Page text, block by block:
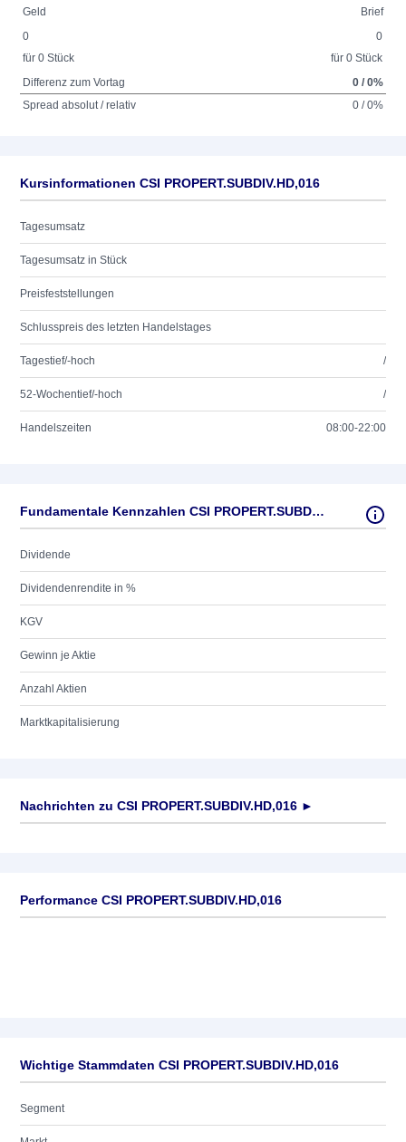
Geld
Brief
0
für 0 Stück
0
für 0 Stück
Differenz zum Vortag
0 / 0%
Spread absolut / relativ
0 / 0%
Kursinformationen CSI PROPERT.SUBDIV.HD,016
Tagesumsatz
Tagesumsatz in Stück
Preisfeststellungen
Schlusspreis des letzten Handelstages
Tagestief/-hoch /
52-Wochentief/-hoch /
Handelszeiten 08:00-22:00
Fundamentale Kennzahlen CSI PROPERT.SUBDIV.HD,016
Dividende
Dividendenrendite in %
KGV
Gewinn je Aktie
Anzahl Aktien
Marktkapitalisierung
Nachrichten zu CSI PROPERT.SUBDIV.HD,016 ►
Performance CSI PROPERT.SUBDIV.HD,016
Wichtige Stammdaten CSI PROPERT.SUBDIV.HD,016
Segment